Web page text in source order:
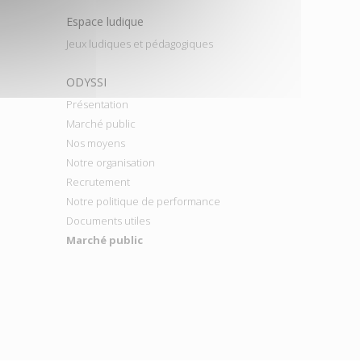
Espace ludique
Jeux ludiques et pédagogiques
ODYSSI
Présentation
Marché public
Nos moyens
Notre organisation
Recrutement
Notre politique de performance
Documents utiles
Marché public